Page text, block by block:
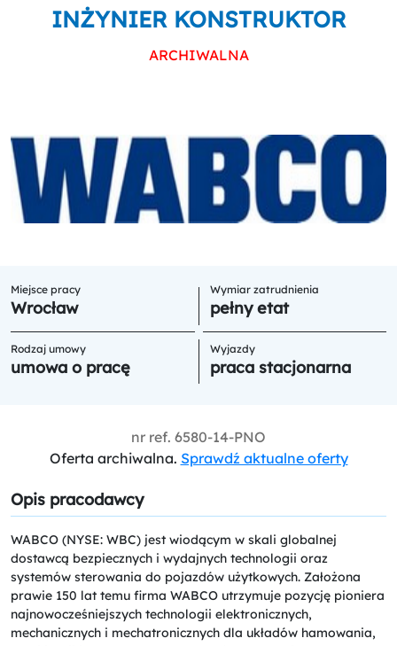
INŻYNIER KONSTRUKTOR
ARCHIWALNA
Miejsce pracy
Wrocław
Wymiar zatrudnienia
pełny etat
Rodzaj umowy
umowa o pracę
Wyjazdy
praca stacjonarna
nr ref. 6580-14-PNO
Oferta archiwalna. Sprawdź aktualne oferty
Opis pracodawcy
WABCO (NYSE: WBC) jest wiodącym w skali globalnej
dostawcą bezpiecznych i wydajnych technologii oraz
systemów sterowania do pojazdów użytkowych. Założona
prawie 150 lat temu firma WABCO utrzymuje pozycję pioniera
najnowocześniejszych technologii elektronicznych,
mechanicznych i mechatronicznych dla układów hamowania,